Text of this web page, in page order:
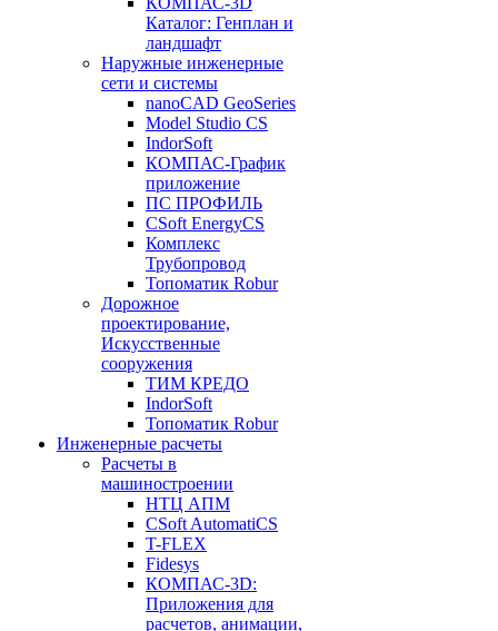
Каталог: Генплан и
ландшафт
Наружные инженерные
сети и системы
nanoCAD GeoSeries
Model Studio CS
IndorSoft
КОМПАС-График
приложение
ПС ПРОФИЛЬ
CSoft EnergyCS
Комплекс
Трубопровод
Топоматик Robur
Дорожное
проектирование,
Искусственные
сооружения
ТИМ КРЕДО
IndorSoft
Топоматик Robur
Инженерные расчеты
Расчеты в
машиностроении
НТЦ АПМ
CSoft AutomatiCS
T-FLEX
Fidesys
КОМПАС-3D:
Приложения для
расчетов, анимации,